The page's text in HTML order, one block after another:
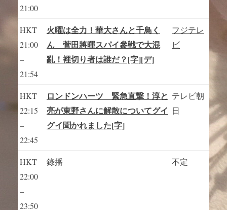
21:00
HKT
21:00
–
21:54
火曜は全力！華大さんと千鳥く
ん 菅田將暉スパイ參戦で大混
亂！裡切り者は誰だ？[字][デ]
フジテレ
ビ
HKT
22:15
–
22:45
ロンドンハーツ 緊急直撃！淳と
亮が東野さんに解散についてグイ
グイ聞かれました[字]
テレビ朝
日
HKT
22:00
–
23:50
錄播 不定